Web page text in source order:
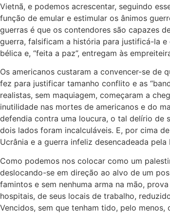
Vietnã, e podemos acrescentar, seguindo
função de emular e estimular os ânimos
guerras é que os contendores são capazes
guerra, falsificam a história para justificá-la e
bélica e, “feita a paz”, entregam às
Os americanos custaram a convencer-se de
fez para justificar tamanho conflito e as
realistas, sem maquiagem, começaram a
inutilidade nas mortes de americanos e do
defendia contra uma loucura, o tal delírio de
dois lados foram incalculáveis. E, por cima
Ucrânia e a guerra infeliz desencadeada pela
Como podemos nos colocar como um
deslocando-se em direção ao alvo de um
famintos e sem nenhuma arma na mão,
hospitais, de seus locais de trabalho,
Vencidos, sem que tenham tido, pelo